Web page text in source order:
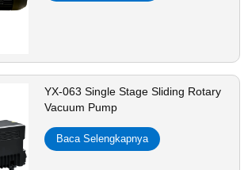
YX-063 Single Stage Sliding Rotary
Vacuum Pump
Baca Selengkapnya